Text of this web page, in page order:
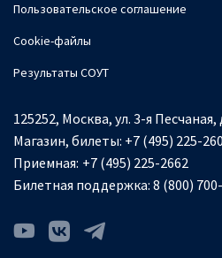
Пользовательское соглашение
Cookie-файлы
Результаты СОУТ
125252, Москва, ул. 3-я
Магазин, билеты: +7 (495) 225-
Приемная: +7 (495) 225-2662
Билетная поддержка: 8 (800)